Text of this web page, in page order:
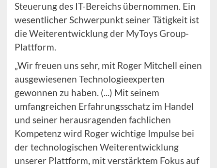
Steuerung des IT-Bereichs übernommen. Ein
wesentlicher Schwerpunkt seiner Tätigkeit ist
die Weiterentwicklung der MyToys Group-
Plattform.
„Wir freuen uns sehr, mit Roger Mitchell einen
ausgewiesenen Technologieexperten
gewonnen zu haben. (...) Mit seinem
umfangreichen Erfahrungsschatz im Handel
und seiner herausragenden fachlichen
Kompetenz wird Roger wichtige Impulse bei
der technologischen Weiterentwicklung
unserer Plattform, mit verstärktem Fokus auf